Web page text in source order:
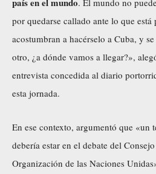
por quedarse callado ante lo que está
acostumbran a hacérselo a Cuba, y
otro, ¿a dónde vamos a llegar?»,
entrevista concedida al diario
esta jornada.
En ese contexto, argumentó que «un
debería estar en el debate del
Organización de las Naciones